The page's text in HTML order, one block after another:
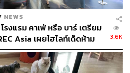
NEWS
รงแรม คาเฟ่ หรือ บาร์ เตรียม
Asia เผยไฮไลท์เด็ดห้าม
3.6K